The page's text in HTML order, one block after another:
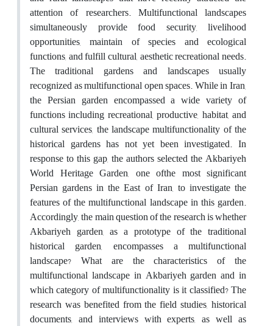
attention of researchers. Multifunctional landscapes
simultaneously provide food security, livelihood
opportunities, maintain of species and ecological
functions, and fulfill cultural, aesthetic recreational needs.
The traditional gardens and landscapes usually
recognized as multifunctional open spaces. While in Iran,
the Persian garden encompassed a wide variety of
functions including recreational, productive, habitat, and
cultural services, the landscape multifunctionality of the
historical gardens has not yet been investigated. In
response to this gap, the authors selected the Akbariyeh
World Heritage Garden, one ofthe most significant
Persian gardens in the East of Iran, to investigate the
features of the multifunctional landscape in this garden.
Accordingly, the main question of the research is whether
Akbariyeh garden, as a prototype of the traditional
historical garden, encompasses a multifunctional
landscape? What are the characteristics of the
multifunctional landscape in Akbariyeh garden and in
which category of multifunctionality is it classified? The
research was benefited from the field studies, historical
documents, and interviews with experts, as well as